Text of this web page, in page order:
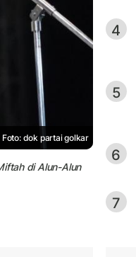
Foto: dok partai golkar
di Alun-Alun
4
5
6
7